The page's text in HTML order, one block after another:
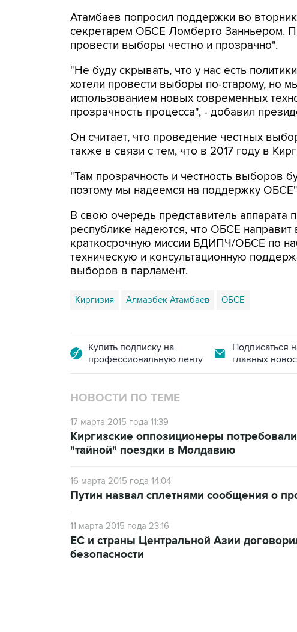
Атамбаев попросил поддержки во
секретарем ОБСЕ Ломберто Занньером.
провести выборы честно и прозрачно".
"Не буду скрывать, что у нас есть
хотели провести выборы по-старому, но
использованием новых современных
прозрачность процесса", - добавил
Он считает, что проведение честных
также в связи с тем, что в 2017 году в
"Там прозрачность и честность выборов
поэтому мы надеемся на поддержку
В свою очередь представитель аппарата
республике надеются, что ОБСЕ
краткосрочную миссии БДИПЧ/ОБСЕ по
техническую и консультационную
выборов в парламент.
Киргизия Алмазбек Атамбаев ОБСЕ
Купить подписку на
профессиональную ленту
Подписаться
главных
НОВОСТИ ПО ТЕМЕ
17 марта 2015 года 11:39
Киргизские оппозиционеры
"тайной" поездки в Молдавию
16 марта 2015 года 14:04
Путин назвал сплетнями сообщения о
11 марта 2015 года 23:16
ЕС и страны Центральной Азии
безопасности